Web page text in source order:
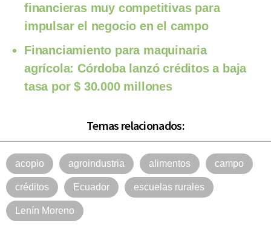
financieras muy competitivas para
impulsar el negocio en el campo
Financiamiento para maquinaria
agrícola: Córdoba lanzó créditos a baja
tasa por $ 30.000 millones
Temas relacionados:
acopio agroindustria alimentos campo
créditos Ecuador escuelas rurales
Lenín Moreno